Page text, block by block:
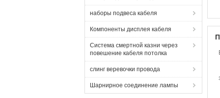
наборы подвеса кабеля
Компоненты дисплея кабеля
Система смертной казни через
повешение кабеля потолка
слинг веревочки провода
Шарнирное соединение лампы